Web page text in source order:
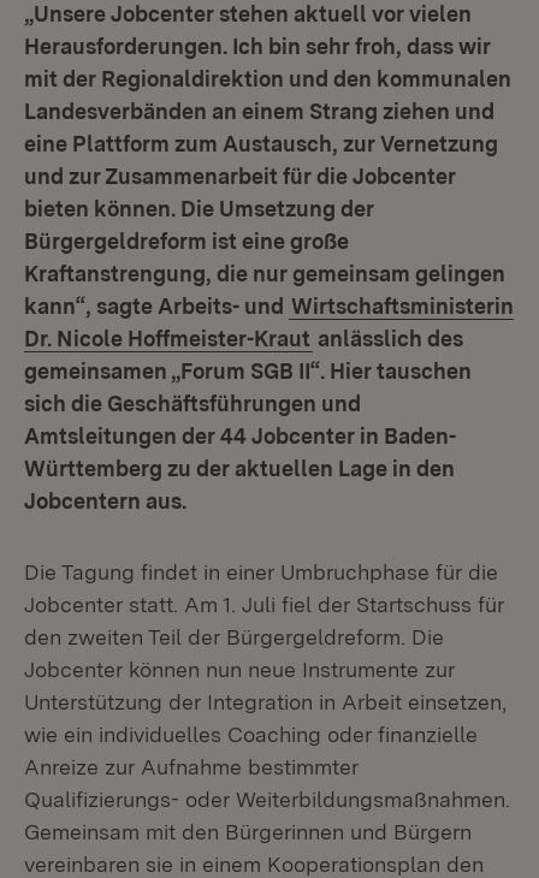
„Unsere Jobcenter stehen aktuell vor vielen
Herausforderungen. Ich bin sehr froh, dass wir
mit der Regionaldirektion und den kommunalen
Landesverbänden an einem Strang ziehen und
eine Plattform zum Austausch, zur Vernetzung
und zur Zusammenarbeit für die Jobcenter
bieten können. Die Umsetzung der
Bürgergeldreform ist eine große
Kraftanstrengung, die nur gemeinsam gelingen
kann“, sagte Arbeits- und Wirtschaftsministerin
Dr. Nicole Hoffmeister-Kraut anlässlich des
gemeinsamen „Forum SGB II“. Hier tauschen
sich die Geschäftsführungen und
Amtsleitungen der 44 Jobcenter in Baden-
Württemberg zu der aktuellen Lage in den
Jobcentern aus.
Die Tagung findet in einer Umbruchphase für die
Jobcenter statt. Am 1. Juli fiel der Startschuss für
den zweiten Teil der Bürgergeldreform. Die
Jobcenter können nun neue Instrumente zur
Unterstützung der Integration in Arbeit einsetzen,
wie ein individuelles Coaching oder finanzielle
Anreize zur Aufnahme bestimmter
Qualifizierungs- oder Weiterbildungsmaßnahmen.
Gemeinsam mit den Bürgerinnen und Bürgern
vereinbaren sie in einem Kooperationsplan den